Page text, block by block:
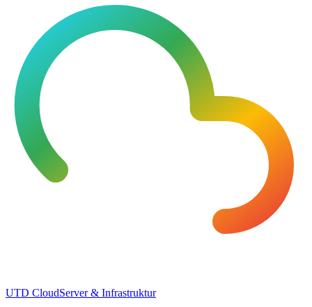
UTD CloudServer & Infrastruktur